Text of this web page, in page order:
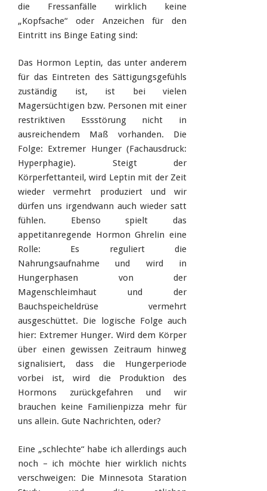
die Fressanfälle wirklich keine
„Kopfsache“ oder Anzeichen für den
Eintritt ins Binge Eating sind:
Das Hormon Leptin, das unter anderem
für das Eintreten des Sättigungsgefühls
zuständig ist, ist bei vielen
Magersüchtigen bzw. Personen mit einer
restriktiven Essstörung nicht in
ausreichendem Maß vorhanden. Die
Folge: Extremer Hunger (Fachausdruck:
Hyperphagie). Steigt der
Körperfettanteil, wird Leptin mit der Zeit
wieder vermehrt produziert und wir
dürfen uns irgendwann auch wieder satt
fühlen. Ebenso spielt das
appetitanregende Hormon Ghrelin eine
Rolle: Es reguliert die
Nahrungsaufnahme und wird in
Hungerphasen von der
Magenschleimhaut und der
Bauchspeicheldrüse vermehrt
ausgeschüttet. Die logische Folge auch
hier: Extremer Hunger. Wird dem Körper
über einen gewissen Zeitraum hinweg
signalisiert, dass die Hungerperiode
vorbei ist, wird die Produktion des
Hormons zurückgefahren und wir
brauchen keine Familienpizza mehr für
uns allein. Gute Nachrichten, oder?
Eine „schlechte“ habe ich allerdings auch
noch – ich möchte hier wirklich nichts
verschweigen: Die Minnesota Staration